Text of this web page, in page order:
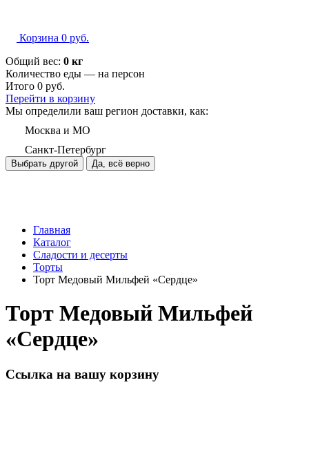
Корзина 0 руб.
Общий вес: 0 кг
Количество еды — на персон
Итого 0 руб.
Перейти в корзину
Мы определили ваш регион доставки, как:
Москва и МО
Санкт-Петербург
Выбрать другой Да, всё верно
Главная
Каталог
Сладости и десерты
Торты
Торт Медовый Мильфей «Сердце»
Торт Медовый Мильфей
«Сердце»
Ссылка на вашу корзину